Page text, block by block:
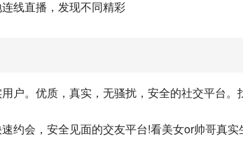
线直播，发现不同精彩
户。优质，真实，无骚扰，安全的社交平台。
约会，安全见面的交友平台!看美女or帅哥真